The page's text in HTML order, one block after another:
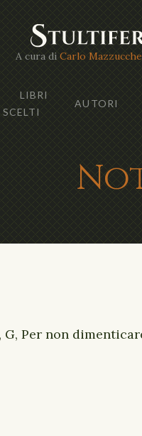
A cura di Carlo
LIBRI
SCELTI
AUTORI
G, Per non